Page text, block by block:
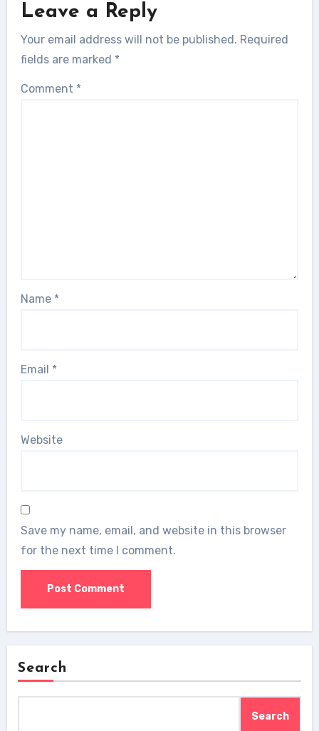
Leave a Reply
Your email address will not be published. Required
fields are marked *
Comment *
Name *
Email *
Website
Save my name, email, and website in this browser
for the next time I comment.
Search
Search